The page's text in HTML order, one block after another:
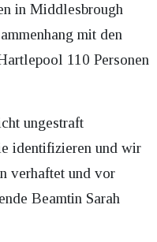
in Middlesbrough
mit den
110 Personen
ungestraft
identifizieren und wir
verhaftet und vor
Beamtin Sarah